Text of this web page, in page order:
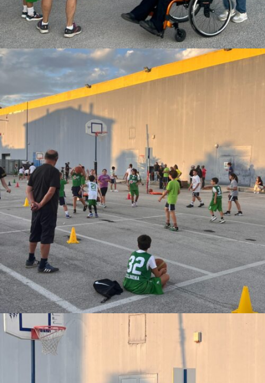
Name
Email*
Website
Save my name, email, and website in
this browser for the next time I comment.